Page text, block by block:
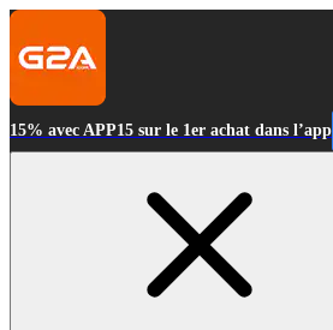
15% avec APP15 sur le 1er achat dans l’app